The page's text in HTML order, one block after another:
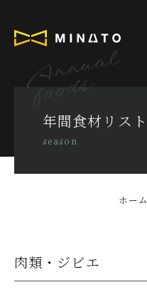
年間食材リスト
season
Annual
foods
ホーム
肉類・ジビエ